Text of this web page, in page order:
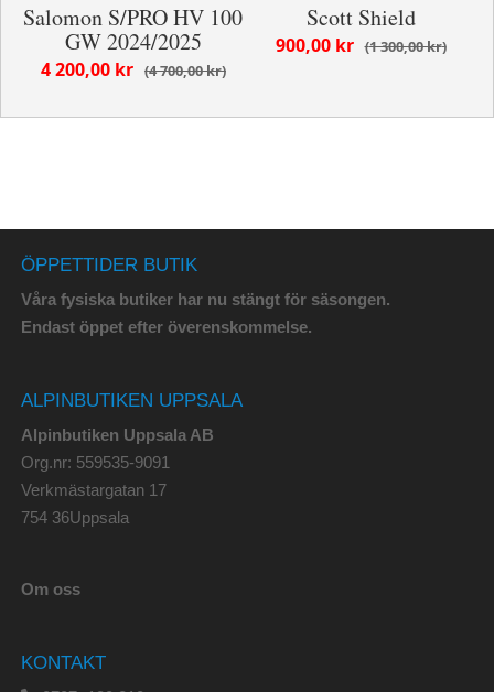
Salomon S/PRO HV 100
GW 2024/2025
4 700,00 kr
4 200,00 kr
Scott Shield
1 300,00 kr
900,00 kr
ÖPPETTIDER BUTIK
Våra fysiska butiker har nu stängt för säsongen.
Endast öppet efter överenskommelse.
ALPINBUTIKEN UPPSALA
Alpinbutiken Uppsala AB
Org.nr: 559535-9091
Verkmästargatan 17
754 36Uppsala
Om oss
KONTAKT